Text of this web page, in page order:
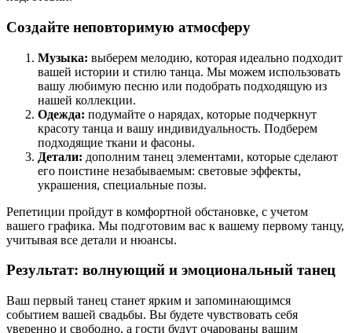
Создайте неповторимую атмосферу
Музыка: выберем мелодию, которая идеально подходит
вашей истории и стилю танца. Мы можем использовать
вашу любимую песню или подобрать подходящую из
нашей коллекции.
Одежда: подумайте о нарядах, которые подчеркнут
красоту танца и вашу индивидуальность. Подберем
подходящие ткани и фасоны.
Детали: дополним танец элементами, которые сделают
его поистине незабываемым: световые эффекты,
украшения, специальные позы.
Репетиции пройдут в комфортной обстановке, с учетом
вашего графика. Мы подготовим вас к вашему первому танцу,
учитывая все детали и нюансы.
Результат: волнующий и эмоциональный танец
Ваш первый танец станет ярким и запоминающимся
событием вашей свадьбы. Вы будете чувствовать себя
уверенно и свободно, а гости будут очарованы вашим